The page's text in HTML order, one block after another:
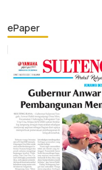
ePaper